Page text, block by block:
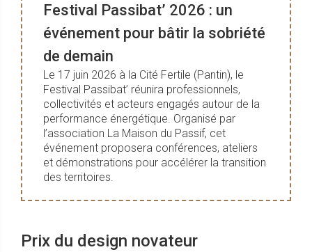
Festival Passibat’ 2026 : un
événement pour bâtir la sobriété
de demain
Le 17 juin 2026 à la Cité Fertile (Pantin), le
Festival Passibat’ réunira professionnels,
collectivités et acteurs engagés autour de la
performance énergétique. Organisé par
l’association La Maison du Passif, cet
événement proposera conférences, ateliers
et démonstrations pour accélérer la transition
des territoires.
Prix du design novateur